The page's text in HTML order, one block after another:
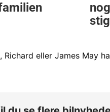
Richard eller James May